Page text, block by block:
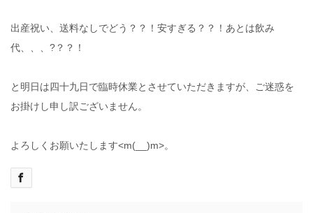
出産祝い、送料なしでどう？？！安すぎる？？！あとは飲み
代、、、?？？！
と明日は四十九日で臨時休業とさせていただきますが、ご迷惑を
お掛けし申し訳ございません。
よろしくお願いたします<m(__)m>。